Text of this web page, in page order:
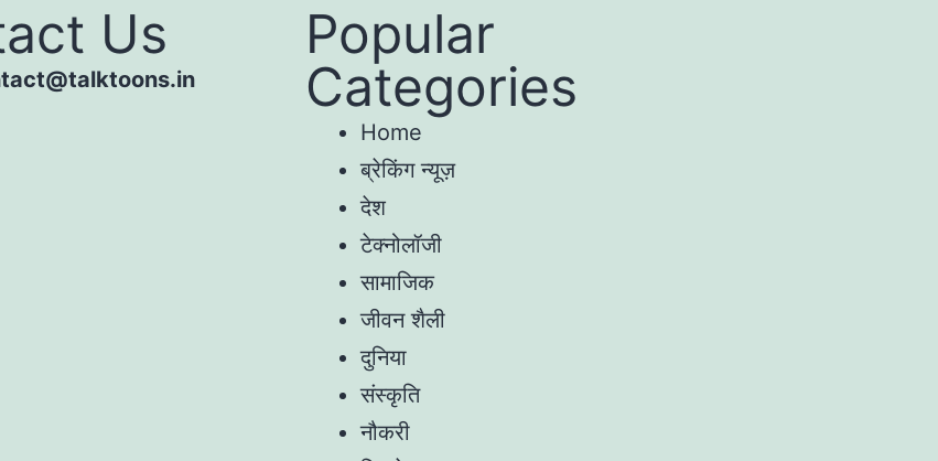
Us
Popular
Categories
Home
ब्रेकिंग न्यूज़
देश
टेक्नोलॉजी
सामाजिक
जीवन शैली
दुनिया
संस्कृति
नौकरी